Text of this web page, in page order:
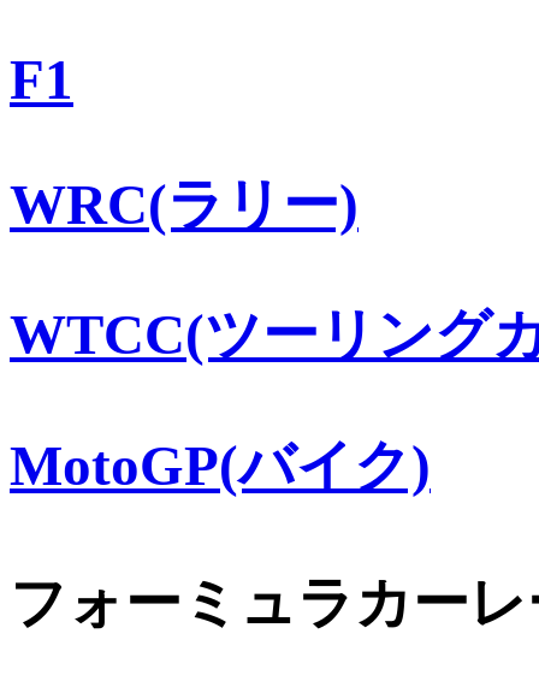
F1
WRC(ラリー)
WTCC(ツーリング
MotoGP(バイク)
フォーミュラカー